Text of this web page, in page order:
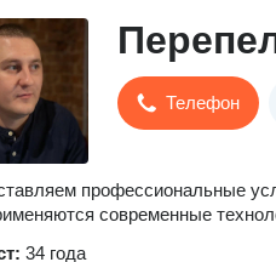
Телефон
профессиональные
современные
34 года